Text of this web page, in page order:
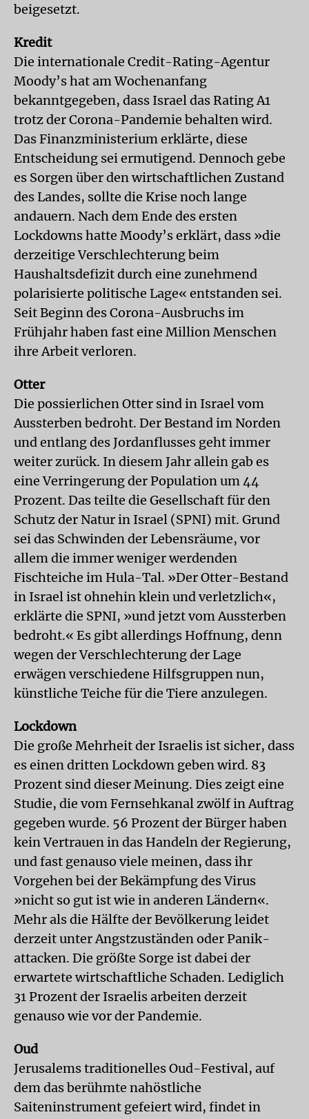
beigesetzt.
Kredit
Die internationale Credit-Rating-Agentur
Moody’s hat am Wochenanfang
bekanntgegeben, dass Israel das Rating A1
trotz der Corona-Pandemie behalten wird.
Das Finanzministerium erklärte, diese
Entscheidung sei ermutigend. Dennoch gebe
es Sorgen über den wirtschaftlichen Zustand
des Landes, sollte die Krise noch lange
andauern. Nach dem Ende des ersten
Lockdowns hatte Moody’s erklärt, dass »die
derzeitige Verschlechterung beim
Haushaltsdefizit durch eine zunehmend
polarisierte politische Lage« entstanden sei.
Seit Beginn des Corona-Ausbruchs im
Frühjahr haben fast eine Million Menschen
ihre Arbeit verloren.
Otter
Die possierlichen Otter sind in Israel vom
Aussterben bedroht. Der Bestand im Norden
und entlang des Jordanflusses geht immer
weiter zurück. In diesem Jahr allein gab es
eine Verringerung der Population um 44
Prozent. Das teilte die Gesellschaft für den
Schutz der Natur in Israel (SPNI) mit. Grund
sei das Schwinden der Lebensräume, vor
allem die immer weniger werdenden
Fischteiche im Hula-Tal. »Der Otter-Bestand
in Israel ist ohnehin klein und verletzlich«,
erklärte die SPNI, »und jetzt vom Aussterben
bedroht.« Es gibt allerdings Hoffnung, denn
wegen der Verschlechterung der Lage
erwägen verschiedene Hilfsgruppen nun,
künstliche Teiche für die Tiere anzulegen.
Lockdown
Die große Mehrheit der Israelis ist sicher, dass
es einen dritten Lockdown geben wird. 83
Prozent sind dieser Meinung. Dies zeigt eine
Studie, die vom Fernsehkanal zwölf in Auftrag
gegeben wurde. 56 Prozent der Bürger haben
kein Vertrauen in das Handeln der Regierung,
und fast genauso viele meinen, dass ihr
Vorgehen bei der Bekämpfung des Virus
»nicht so gut ist wie in anderen Ländern«.
Mehr als die Hälfte der Bevölkerung leidet
derzeit unter Angstzuständen oder Panik­
attacken. Die größte Sorge ist dabei der
erwartete wirtschaftliche Schaden. Lediglich
31 Prozent der Israelis arbeiten derzeit
genauso wie vor der Pandemie.
Oud
Jerusalems traditionelles Oud-Festival, auf
dem das berühmte nahöstliche
Saiteninstrument gefeiert wird, findet in